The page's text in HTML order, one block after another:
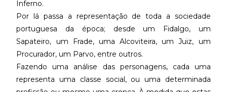
Inferno.
Por lá passa a representação de toda a sociedade
portuguesa da época; desde um Fidalgo, um
Sapateiro, um Frade, uma Alcoviteira, um Juiz, um
Procurador, um Parvo, entre outros.
Fazendo uma análise das personagens, cada uma
representa uma classe social, ou uma determinada